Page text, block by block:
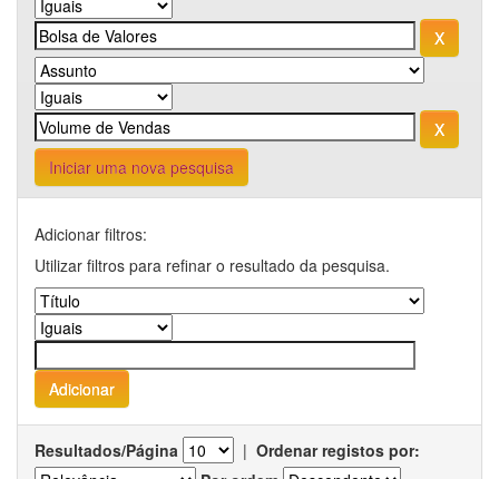
Iniciar uma nova pesquisa
Adicionar filtros:
Utilizar filtros para refinar o resultado da pesquisa.
Resultados/Página | Ordenar registos por: